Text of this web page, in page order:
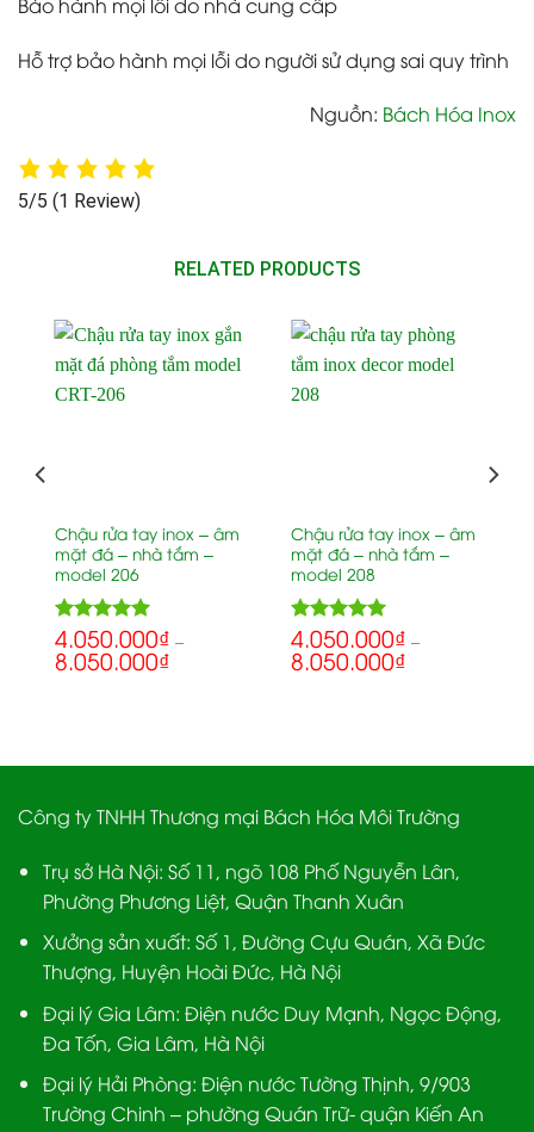
Hỗ trợ bảo hành mọi lỗi do người sử dụng sai quy trình
Nguồn: Bách Hóa Inox
5/5 (1 Review)
RELATED PRODUCTS
Chậu rửa tay inox – âm
mặt đá – nhà tắm –
model 206
Rated5.00
out of 5
4.050.000₫ –
8.050.000₫
Chậu rửa tay inox – âm
mặt đá – nhà tắm –
model 208
Rated5.00
out of 5
4.050.000₫ –
8.050.000₫
Công ty TNHH Thương mại Bách Hóa Môi Trường
Trụ sở Hà Nội: Số 11, ngõ 108 Phố Nguyễn Lân,
Phường Phương Liệt, Quận Thanh Xuân
Xưởng sản xuất: Số 1, Đường Cựu Quán, Xã Đức
Thượng, Huyện Hoài Đức, Hà Nội
Đại lý Gia Lâm: Điện nước Duy Mạnh, Ngọc Động,
Đa Tốn, Gia Lâm, Hà Nội
Đại lý Hải Phòng: Điện nước Tường Thịnh, 9/903
Trường Chinh – phường Quán Trữ- quận Kiến An